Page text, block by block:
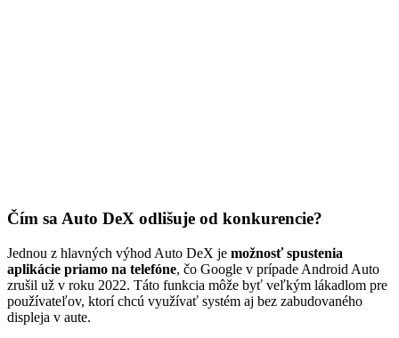
Čím sa Auto DeX odlišuje od konkurencie?
Jednou z hlavných výhod Auto DeX je možnosť spustenia
aplikácie priamo na telefóne, čo Google v prípade Android Auto
zrušil už v roku 2022. Táto funkcia môže byť veľkým lákadlom pre
používateľov, ktorí chcú využívať systém aj bez zabudovaného
displeja v aute.